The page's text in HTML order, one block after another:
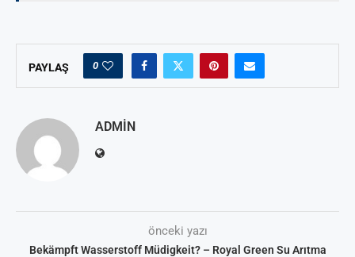
PAYLAŞ 0
ADMIN
önceki yazı
Bekämpft Wasserstoff Müdigkeit? – Royal Green Su Arıtma